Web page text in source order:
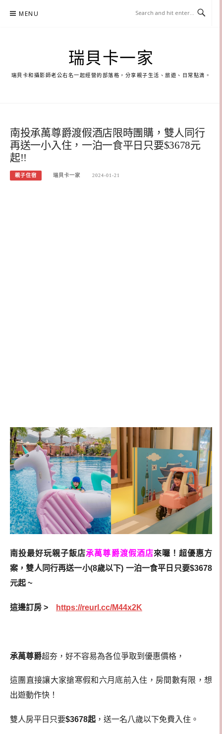
MENU
瑞貝卡一家
瑞貝卡和攝影師老公右名一起經營的部落格，分享親子生活、旅遊、日常點滴。
南投承萬尊爵渡假酒店限時團購，雙人同行
再送一小入住，一泊一食平日只要$3678元
起!!
親子住宿 瑞貝卡一家 2024-01-21
南投最好玩親子飯店承萬尊爵渡假酒店來囉！ 超優惠方
案，雙人同行再送一小(8歲以下) 一泊一食平日只要$3678
元起 ~
這邊訂房 > https://reurl.cc/M44x2K
承萬尊爵超夯，好不容易為各位爭取到優惠價格，
這團直接讓大家搶寒假和六月底前入住，房間數有限，想
出遊動作快！
雙人房平日只要$3678起 ，送一名八歲以下免費入住。